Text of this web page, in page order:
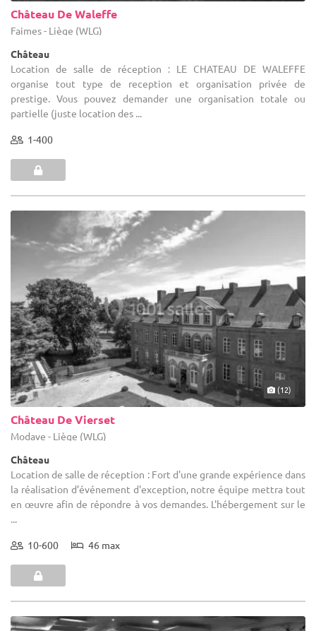
Château De Waleffe
Faimes - Liège (WLG)
Château
Location de salle de réception : LE CHATEAU DE WALEFFE
organise tout type de reception et organisation privée de
prestige. Vous pouvez demander une organisation totale ou
partielle (juste location des ...
1-400
(12)
Château De Vierset
Modave - Liège (WLG)
Château
Location de salle de réception : Fort d'une grande expérience dans
la réalisation d’événement d'exception, notre équipe mettra tout
en œuvre afin de répondre à vos demandes. L'hébergement sur le
...
10-600 46 max